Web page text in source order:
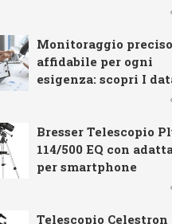
Monitoraggio
affidabile per ogni
esigenza: scopri I
Bresser Telescopio
114/500 EQ con
per smartphone
Telescopio Celestron